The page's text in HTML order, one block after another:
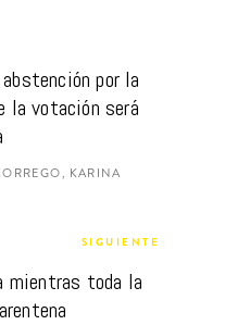
por la
la votación será
KARINA
SIGUIENTE
mientras toda la